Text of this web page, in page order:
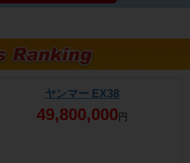
ヤンマー EX38
49,800,000 円